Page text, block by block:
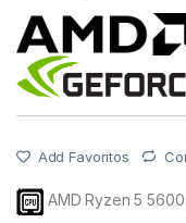
Add Favoritos
AMD Ryzen 5